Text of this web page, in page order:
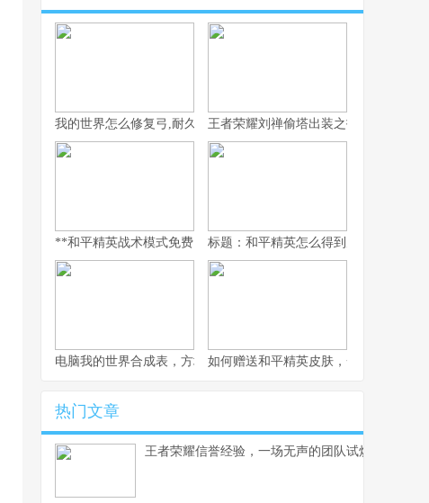
我的世界怎么修复弓,耐久耗尽的生存艺术王者荣耀刘禅偷塔出装之拆塔流核心思
**和平精英战术模式免费，平民战神崛起之路的副标题**
标题：和平精英怎么得到房子？老玩家
电脑我的世界合成表，方块世界的创造密码如何赠送和平精英皮肤，一份心意与战
热门文章
王者荣耀信誉经验，一场无声的团队试炼